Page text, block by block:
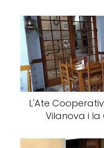
L'Ate
Vilanova i la